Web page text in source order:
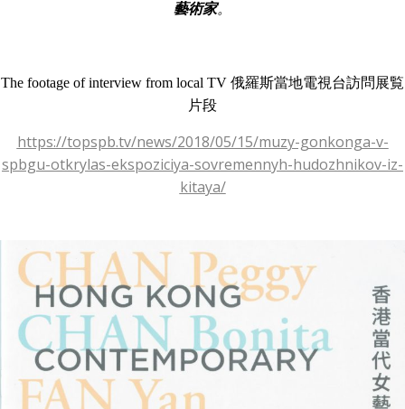
藝術家。
The footage of interview from local TV 俄羅斯當地電視台訪問展覧
片段
https://topspb.tv/news/2018/05/15/muzy-gonkonga-v-
spbgu-otkrylas-ekspoziciya-sovremennyh-hudozhnikov-iz-
kitaya/